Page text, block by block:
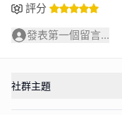
評分
發表第一個留言...
社群主題